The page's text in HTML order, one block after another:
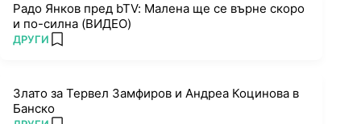
Радо Янков пред bTV: Малена ще се върне скоро
и по-силна (ВИДЕО)
ПОВЕЧЕ ОТ
ДРУГИ add favorites
Злато за Тервел Замфиров и Андреа Коцинова в
Банско